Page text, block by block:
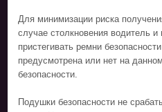
Для минимизации риска
случае столкновения водитель
пристегивать ремни
предусмотрена или нет на
безопасности.
Подушки безопасности не